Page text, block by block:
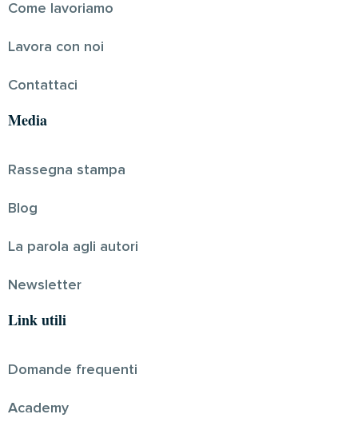
Come lavoriamo
Lavora con noi
Contattaci
Media
Rassegna stampa
Blog
La parola agli autori
Newsletter
Link utili
Domande frequenti
Academy